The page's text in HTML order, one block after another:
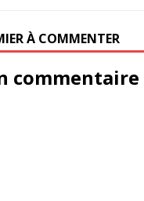
À COMMENTER
commentaire